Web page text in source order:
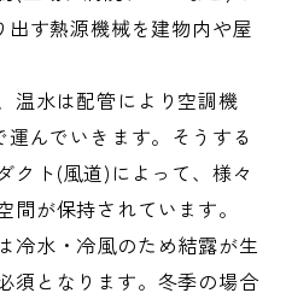
す熱源機械を建物内や屋
温水は配管により空調機
んでいきます。そうする
クト(風道)によって、様々
が保持されています。
冷水・冷風のため結露が生
須となります。冬季の場合